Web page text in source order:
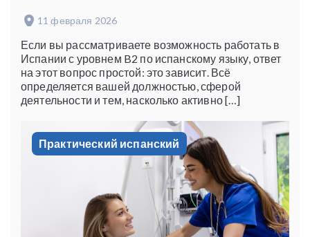
11 февраля 2026
Если вы рассматриваете возможность работать в
Испании с уровнем B2 по испанскому языку, ответ
на этот вопрос простой: это зависит. Всё
определяется вашей должностью, сферой
деятельности и тем, насколько активно […]
Практический испанский